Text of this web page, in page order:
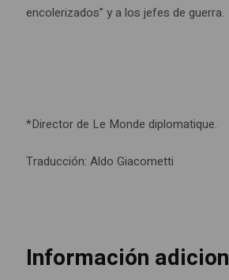
encolerizados” y a los jefes de guerra.
*Director de Le Monde diplomatique.
Traducción: Aldo Giacometti
Información